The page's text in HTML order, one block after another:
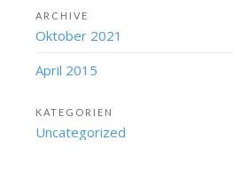
ARCHIVE
Oktober 2021
April 2015
KATEGORIEN
Uncategorized